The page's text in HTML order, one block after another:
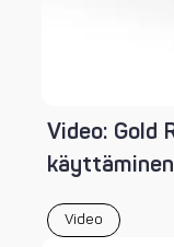
Video: Gold
käyttäminen
Video